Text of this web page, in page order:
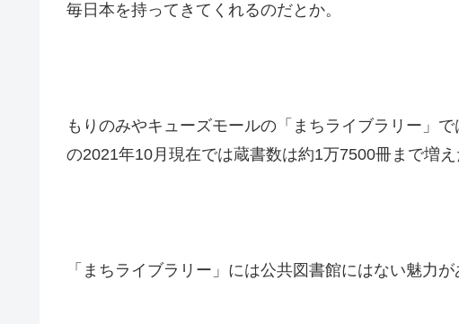
毎日本を持ってきてくれるのだとか。
もりのみやキューズモールの「まちライブラリー」
の2021年10月現在では蔵書数は約1万7500冊まで増え
「まちライブラリー」には公共図書館にはない魅力が